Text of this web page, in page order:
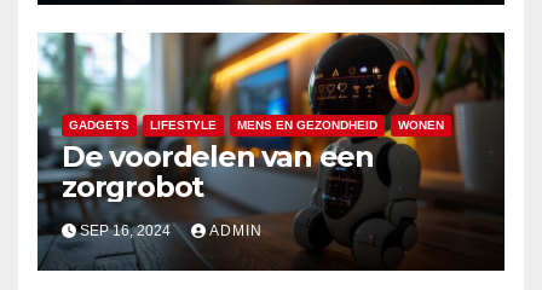
GADGETS LIFESTYLE MENS EN GEZONDHEID WONEN
De voordelen van een
zorgrobot
SEP 16, 2024 ADMIN